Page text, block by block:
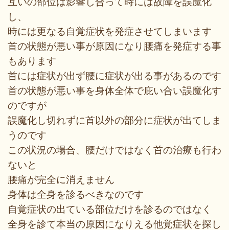
し、
時には更なる自覚症状を発症させてしまいます
首の状態が悪い事が原因になり腰痛を発症する事
もあります
首には症状が出ず腰に症状が出る事があるのです
首の状態が悪い事を身体全体で庇い合い誤魔化す
のですが
誤魔化し切れずに首以外の部分に症状が出てしま
うのです
この状況の場合、腰だけではなく首の治療も行わ
ないと
腰痛が完全に消えません
身体は全身を診るべきなのです
自覚症状の出ている部位だけを診るのではなく
全身を診て本当の原因になりえる他覚症状を探し